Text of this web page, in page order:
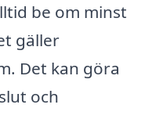
be om minst
gäller
Det kan göra
och